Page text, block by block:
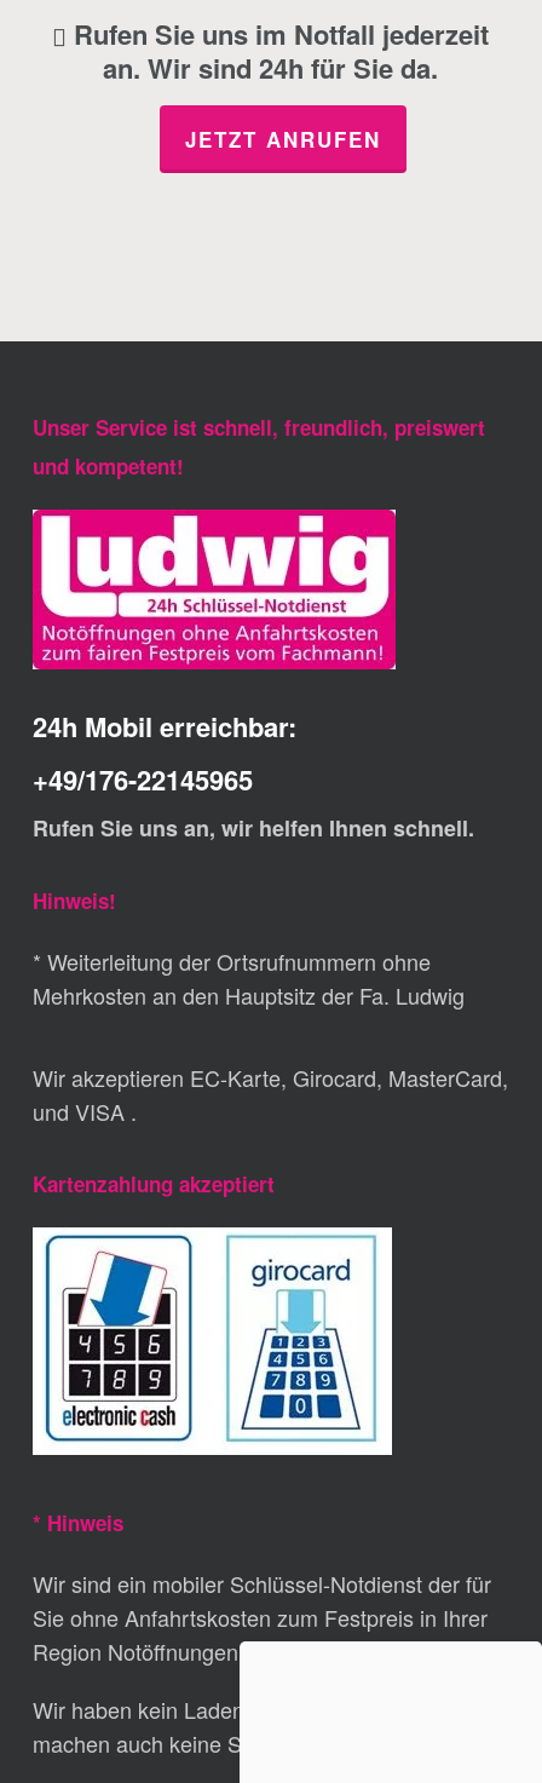
Rufen Sie uns im Notfall jederzeit
an. Wir sind 24h für Sie da.
JETZT ANRUFEN
Unser Service ist schnell, freundlich, preiswert
und kompetent!
24h Mobil erreichbar:
+49/176-22145965
Rufen Sie uns an, wir helfen Ihnen schnell.
Hinweis!
* Weiterleitung der Ortsrufnummern ohne
Mehrkosten an den Hauptsitz der Fa. Ludwig
Wir akzeptieren EC-Karte, Girocard, MasterCard,
und VISA .
Kartenzahlung akzeptiert
* Hinweis
Wir sind ein mobiler Schlüssel-Notdienst der für
Sie ohne Anfahrtskosten zum Festpreis in Ihrer
Region Notöffnungen durchführt.
Wir haben kein Laden-Verkaufs-Geschäft und
machen auch keine Schlüssel nach.